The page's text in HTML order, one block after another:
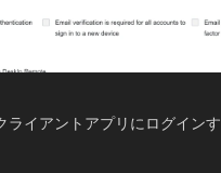
イアントアプリにログイン